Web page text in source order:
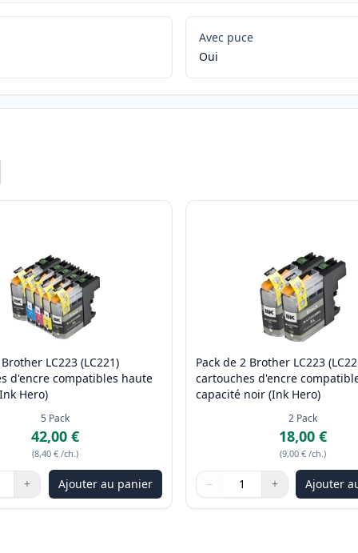
Avec puce
Oui
LC223 (LC221)
d'encre compatibles haute
Hero)
5 Pack
42,00 €
(8,40 € /ch.)
boutons pour ajuster
+ Ajouter au panier
Pack de 2 Brother LC223
cartouches d'encre
capacité noir (Ink Hero)
2 Pack
18,00 €
(9,00 € /ch.)
Quantité
Utilisez les boutons pour
− +
Quantité: Ajouter